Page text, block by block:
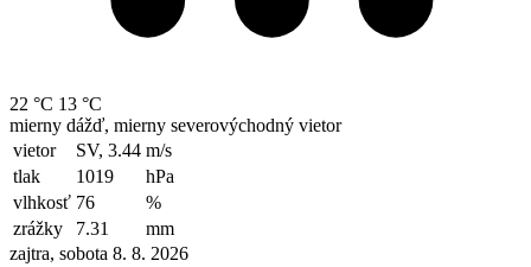
22 °C 13 °C
mierny dážď, mierny severovýchodný vietor
vietor
SV, 3.44 m/s
tlak
1019
hPa
vlhkosť 76
%
zrážky
7.31
mm
zajtra, sobota 8. 8. 2026